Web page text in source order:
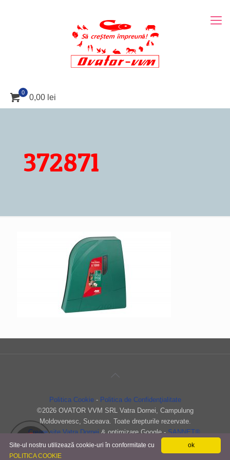
0
0,00 lei
372871
Politica Cookie- Politica de Confidenţialitate
©2026 OVATOR VVM SRL Vatra Dornei, Campulung
Moldovenesc, Suceava. Toate drepturile rezervate.
Creare site Vatra Dornei & optimizare Google - SANNET®.
ok
Site-ul nostru utilizează cookie-uri în conformitate cu
POLITICA COOKIE